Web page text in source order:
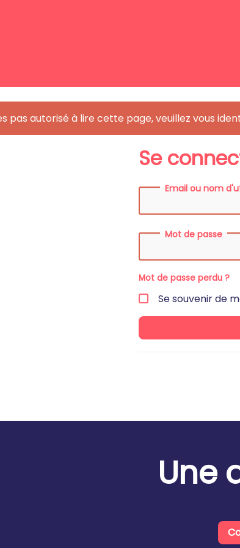
pas autorisé à lire cette page, veuillez vous
Se
Email ou nom
Mot de passe
Mot de passe perdu ?
Se souvenir de
Une